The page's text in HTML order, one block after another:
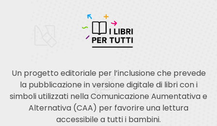
Un progetto editoriale per l’inclusione che prevede
la pubblicazione in versione digitale di libri con i
simboli utilizzati nella Comunicazione Aumentativa e
Alternativa (CAA) per favorire una lettura
accessibile a tutti i bambini.